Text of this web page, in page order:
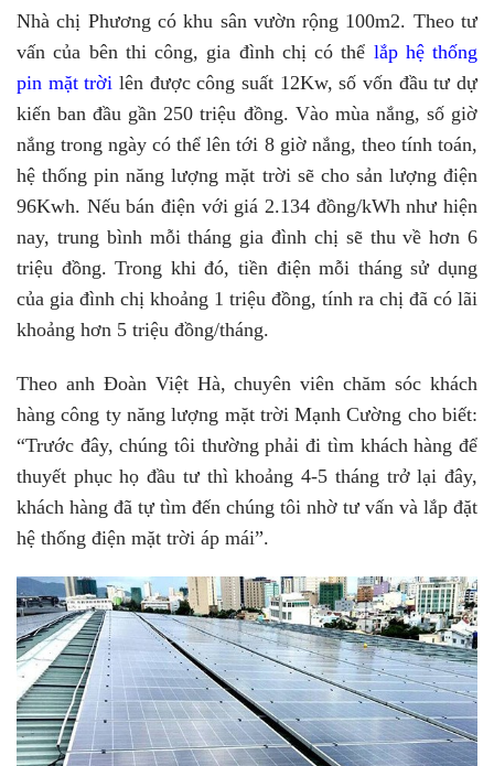
Nhà chị Phương có khu sân vườn rộng 100m2. Theo tư
vấn của bên thi công, gia đình chị có thể lắp hệ thống
pin mặt trời lên được công suất 12Kw, số vốn đầu tư dự
kiến ban đầu gần 250 triệu đồng. Vào mùa nắng, số giờ
nắng trong ngày có thể lên tới 8 giờ nắng, theo tính toán,
hệ thống pin năng lượng mặt trời sẽ cho sản lượng điện
96Kwh. Nếu bán điện với giá 2.134 đồng/kWh như hiện
nay, trung bình mỗi tháng gia đình chị sẽ thu về hơn 6
triệu đồng. Trong khi đó, tiền điện mỗi tháng sử dụng
của gia đình chị khoảng 1 triệu đồng, tính ra chị đã có lãi
khoảng hơn 5 triệu đồng/tháng.
Theo anh Đoàn Việt Hà, chuyên viên chăm sóc khách
hàng công ty năng lượng mặt trời Mạnh Cường cho biết:
“Trước đây, chúng tôi thường phải đi tìm khách hàng để
thuyết phục họ đầu tư thì khoảng 4-5 tháng trở lại đây,
khách hàng đã tự tìm đến chúng tôi nhờ tư vấn và lắp đặt
hệ thống điện mặt trời áp mái”.